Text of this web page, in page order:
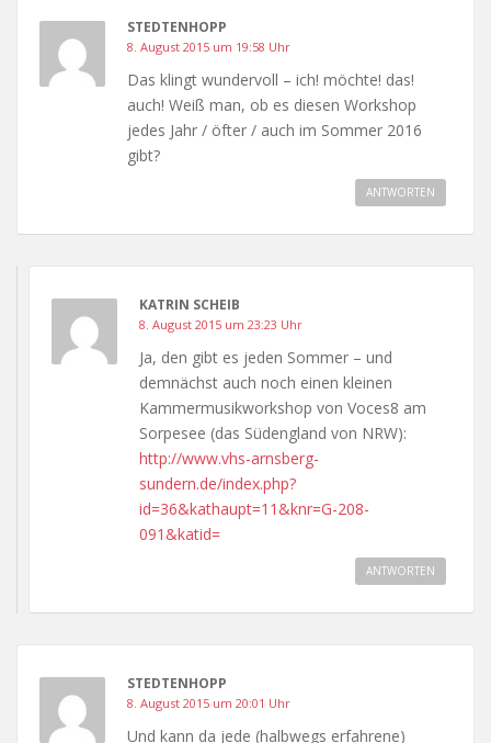
STEDTENHOPP
8. August 2015 um 19:58 Uhr
Das klingt wundervoll – ich! möchte! das!
auch! Weiß man, ob es diesen Workshop
jedes Jahr / öfter / auch im Sommer 2016
gibt?
ANTWORTEN
KATRIN SCHEIB
8. August 2015 um 23:23 Uhr
Ja, den gibt es jeden Sommer – und
demnächst auch noch einen kleinen
Kammermusikworkshop von Voces8 am
Sorpesee (das Südengland von NRW):
http://www.vhs-arnsberg-
sundern.de/index.php?
id=36&kathaupt=11&knr=G-208-
091&katid=
ANTWORTEN
STEDTENHOPP
8. August 2015 um 20:01 Uhr
Und kann da jede (halbwegs erfahrene)